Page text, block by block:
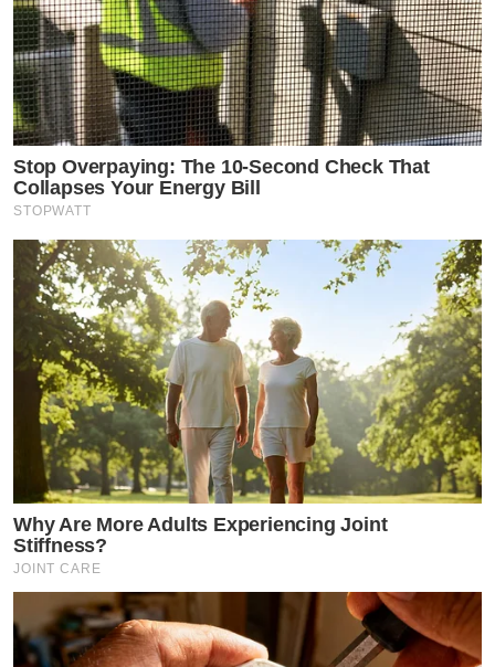
Stop Overpaying: The 10-Second Check That
Collapses Your Energy Bill
STOPWATT
Why Are More Adults Experiencing Joint
Stiffness?
JOINT CARE